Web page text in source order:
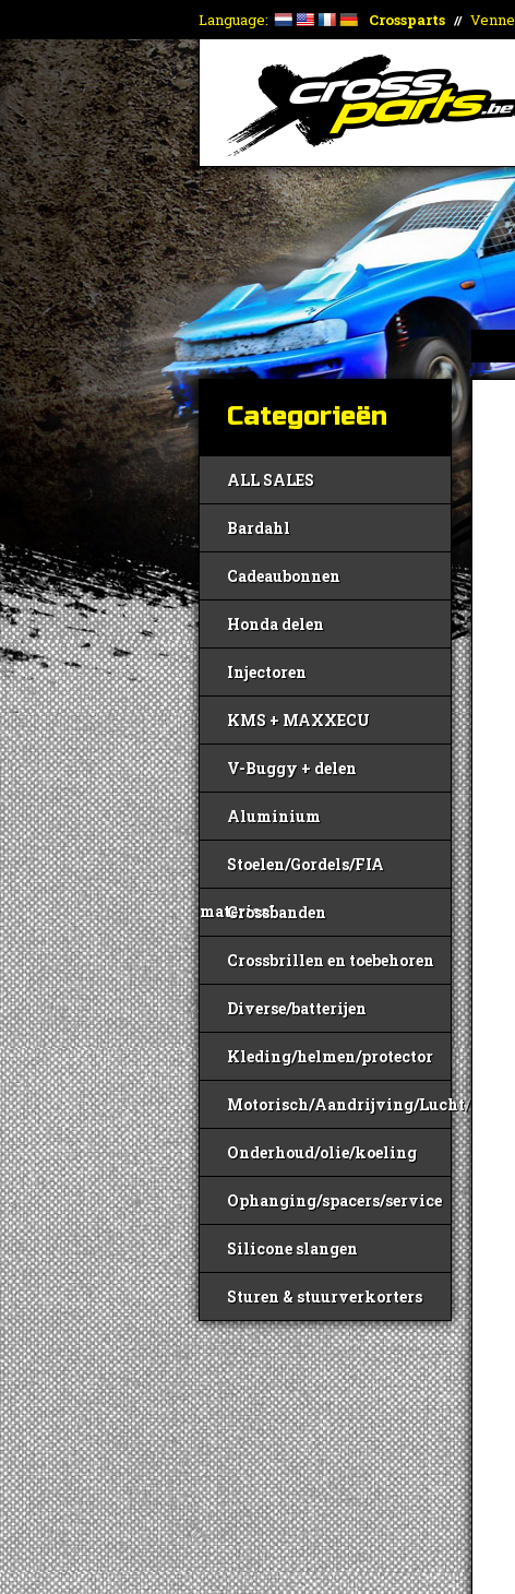
Language: Crossparts //
Categorieën
ALL SALES
Bardahl
Cadeaubonnen
Honda delen
Injectoren
KMS + MAXXECU
V-Buggy + delen
Aluminium
Stoelen/Gordels/FIA
materiaal
Crossbanden
Crossbrillen en toebehoren
Diverse/batterijen
Kleding/helmen/protector
Motorisch/Aandrijving/Lucht/
Onderhoud/olie/koeling
Ophanging/spacers/service
Silicone slangen
Sturen & stuurverkorters